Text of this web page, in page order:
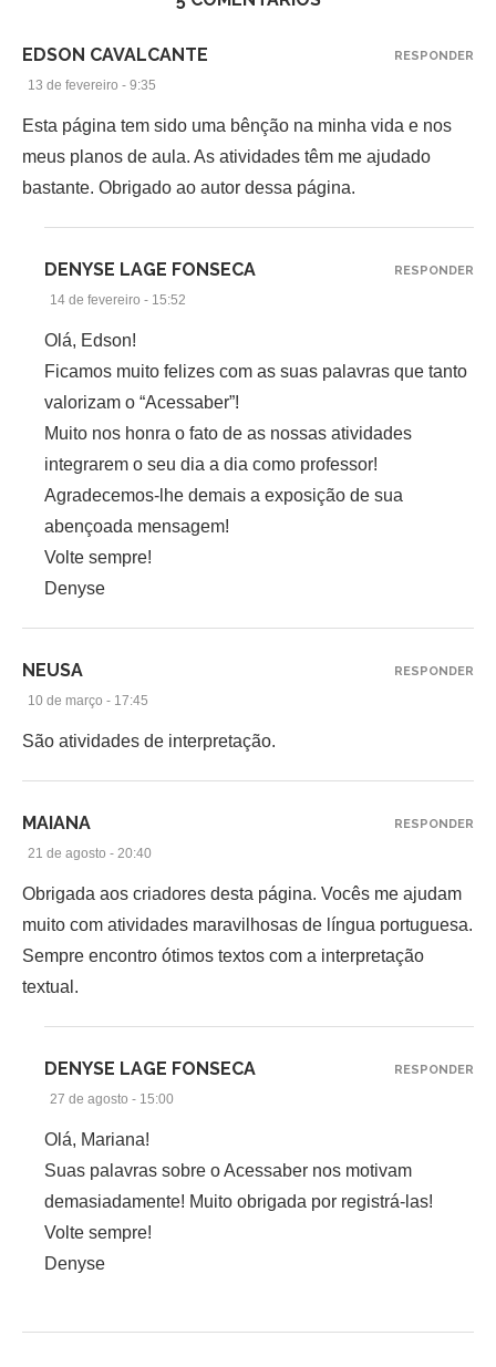
EDSON CAVALCANTE
13 de fevereiro - 9:35
Esta página tem sido uma bênção na minha vida e nos
meus planos de aula. As atividades têm me ajudado
bastante. Obrigado ao autor dessa página.
RESPONDER
DENYSE LAGE FONSECA
14 de fevereiro - 15:52
Olá, Edson!
Ficamos muito felizes com as suas palavras que tanto
valorizam o “Acessaber”!
Muito nos honra o fato de as nossas atividades
integrarem o seu dia a dia como professor!
Agradecemos-lhe demais a exposição de sua
abençoada mensagem!
Volte sempre!
Denyse
RESPONDER
NEUSA
10 de março - 17:45
São atividades de interpretação.
RESPONDER
MAIANA
21 de agosto - 20:40
Obrigada aos criadores desta página. Vocês me ajudam
muito com atividades maravilhosas de língua portuguesa.
Sempre encontro ótimos textos com a interpretação
textual.
RESPONDER
DENYSE LAGE FONSECA
27 de agosto - 15:00
Olá, Mariana!
Suas palavras sobre o Acessaber nos motivam
demasiadamente! Muito obrigada por registrá-las!
Volte sempre!
Denyse
RESPONDER